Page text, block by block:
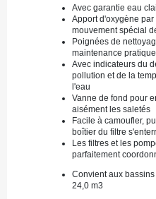
Avec garantie eau
Apport d'oxygène par
mouvement spécial
Poignées de
maintenance pratique
Avec indicateurs du
pollution et de la
l'eau
Vanne de fond pour
aisément les saletés
Facile à camoufler,
boîtier du filtre
Les filtres et les
parfaitement
Convient aux
24,0 m3